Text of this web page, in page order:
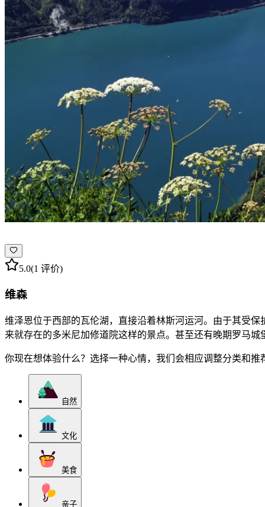
5.0(1 评价)
维森
维泽恩位于西部的瓦伦湖，直接沿着林斯河运河。由于其受
来就存在的多米尼加修道院这样的景点。甚至还有晚期罗马城
你现在想体验什么？选择一种心情，我们会相应调整分类和推
自然
文化
美食
亲子